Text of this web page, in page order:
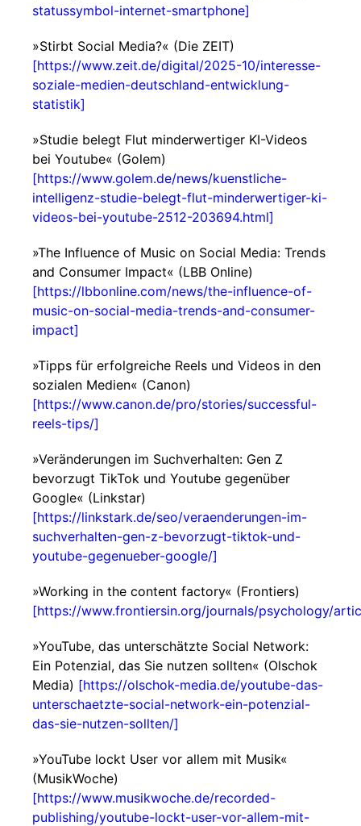
statussymbol-internet-smartphone]
»Stirbt Social Media?« (Die ZEIT)
[https://www.zeit.de/digital/2025-10/interesse-
soziale-medien-deutschland-entwicklung-
statistik]
»Studie belegt Flut minderwertiger KI-Videos
bei Youtube« (Golem)
[https://www.golem.de/news/kuenstliche-
intelligenz-studie-belegt-flut-minderwertiger-ki-
videos-bei-youtube-2512-203694.html]
»The Influence of Music on Social Media: Trends
and Consumer Impact« (LBB Online)
[https://lbbonline.com/news/the-influence-of-
music-on-social-media-trends-and-consumer-
impact]
»Tipps für erfolgreiche Reels und Videos in den
sozialen Medien« (Canon)
[https://www.canon.de/pro/stories/successful-
reels-tips/]
»Veränderungen im Suchverhalten: Gen Z
bevorzugt TikTok und Youtube gegenüber
Google« (Linkstar)
[https://linkstark.de/seo/veraenderungen-im-
suchverhalten-gen-z-bevorzugt-tiktok-und-
youtube-gegenueber-google/]
»Working in the content factory« (Frontiers)
[https://www.frontiersin.org/journals/psychology/
»YouTube, das unterschätzte Social Network:
Ein Potenzial, das Sie nutzen sollten« (Olschok
Media) [https://olschok-media.de/youtube-das-
unterschaetzte-social-network-ein-potenzial-
das-sie-nutzen-sollten/]
»YouTube lockt User vor allem mit Musik«
(MusikWoche)
[https://www.musikwoche.de/recorded-
publishing/youtube-lockt-user-vor-allem-mit-